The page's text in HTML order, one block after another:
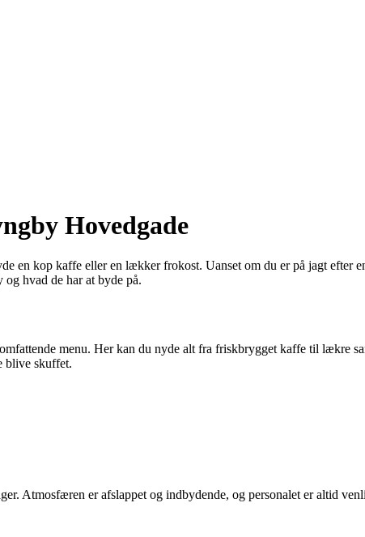
Hovedgade
en kop kaffe eller en lækker frokost. Uanset om du er på jagt efter
hvad de har at byde på.
menu. Her kan du nyde alt fra friskbrygget kaffe til lækre
blive skuffet.
Atmosfæren er afslappet og indbydende, og personalet er altid